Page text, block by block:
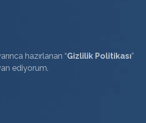
hazırlanan “Gizlilik Politikası”
ediyorum.